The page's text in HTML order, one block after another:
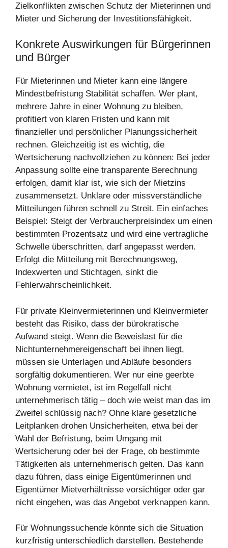
Zielkonflikten zwischen Schutz der Mieterinnen und
Mieter und Sicherung der Investitionsfähigkeit.
Konkrete Auswirkungen für Bürgerinnen
und Bürger
Für Mieterinnen und Mieter kann eine längere
Mindestbefristung Stabilität schaffen. Wer plant,
mehrere Jahre in einer Wohnung zu bleiben,
profitiert von klaren Fristen und kann mit
finanzieller und persönlicher Planungssicherheit
rechnen. Gleichzeitig ist es wichtig, die
Wertsicherung nachvollziehen zu können: Bei jeder
Anpassung sollte eine transparente Berechnung
erfolgen, damit klar ist, wie sich der Mietzins
zusammensetzt. Unklare oder missverständliche
Mitteilungen führen schnell zu Streit. Ein einfaches
Beispiel: Steigt der Verbraucherpreisindex um einen
bestimmten Prozentsatz und wird eine vertragliche
Schwelle überschritten, darf angepasst werden.
Erfolgt die Mitteilung mit Berechnungsweg,
Indexwerten und Stichtagen, sinkt die
Fehlerwahrscheinlichkeit.
Für private Kleinvermieterinnen und Kleinvermieter
besteht das Risiko, dass der bürokratische
Aufwand steigt. Wenn die Beweislast für die
Nichtunternehmereigenschaft bei ihnen liegt,
müssen sie Unterlagen und Abläufe besonders
sorgfältig dokumentieren. Wer nur eine geerbte
Wohnung vermietet, ist im Regelfall nicht
unternehmerisch tätig – doch wie weist man das im
Zweifel schlüssig nach? Ohne klare gesetzliche
Leitplanken drohen Unsicherheiten, etwa bei der
Wahl der Befristung, beim Umgang mit
Wertsicherung oder bei der Frage, ob bestimmte
Tätigkeiten als unternehmerisch gelten. Das kann
dazu führen, dass einige Eigentümerinnen und
Eigentümer Mietverhältnisse vorsichtiger oder gar
nicht eingehen, was das Angebot verknappen kann.
Für Wohnungssuchende könnte sich die Situation
kurzfristig unterschiedlich darstellen. Bestehende